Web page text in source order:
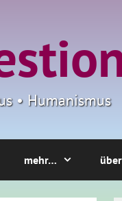
• Humanismus
mehr…